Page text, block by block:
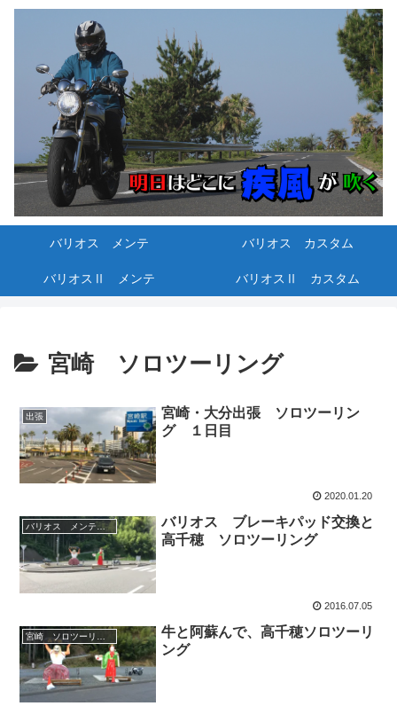
バリオス メンテ バリオス カスタム
バリオスⅡ メンテ バリオスⅡ カスタム
宮崎 ソロツーリング
出張
宮崎・大分出張 ソロツーリン
グ １日目
2020.01.20
バリオス メンテナンス
バリオス ブレーキパッド交換と
高千穂 ソロツーリング
2016.07.05
牛と阿蘇んで、高千穂ソロツーリ
ング